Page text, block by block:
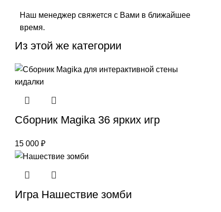
Наш менеджер свяжется с Вами в ближайшее
время.
Из этой же категории
Сборник Magika 36 ярких игр
15 000 ₽
Игра Нашествие зомби